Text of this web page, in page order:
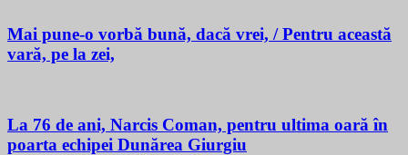
Mai pune-o vorbă bună, dacă vrei, / Pentru această
vară, pe la zei,
La 76 de ani, Narcis Coman, pentru ultima oară în
poarta echipei Dunărea Giurgiu